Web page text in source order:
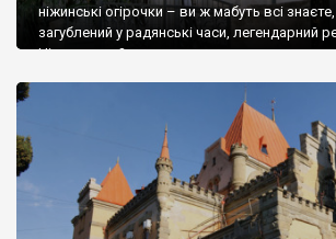
ніжинські огірочки – ви ж мабуть всі
загублений у радянські часи, легендарний
Ніжин греки?